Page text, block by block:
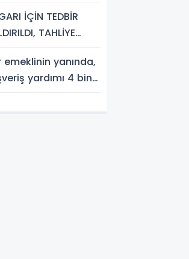
İÇİN TEDBİR
TAHLİYE
emeklinin yanında,
yardımı 4 bin